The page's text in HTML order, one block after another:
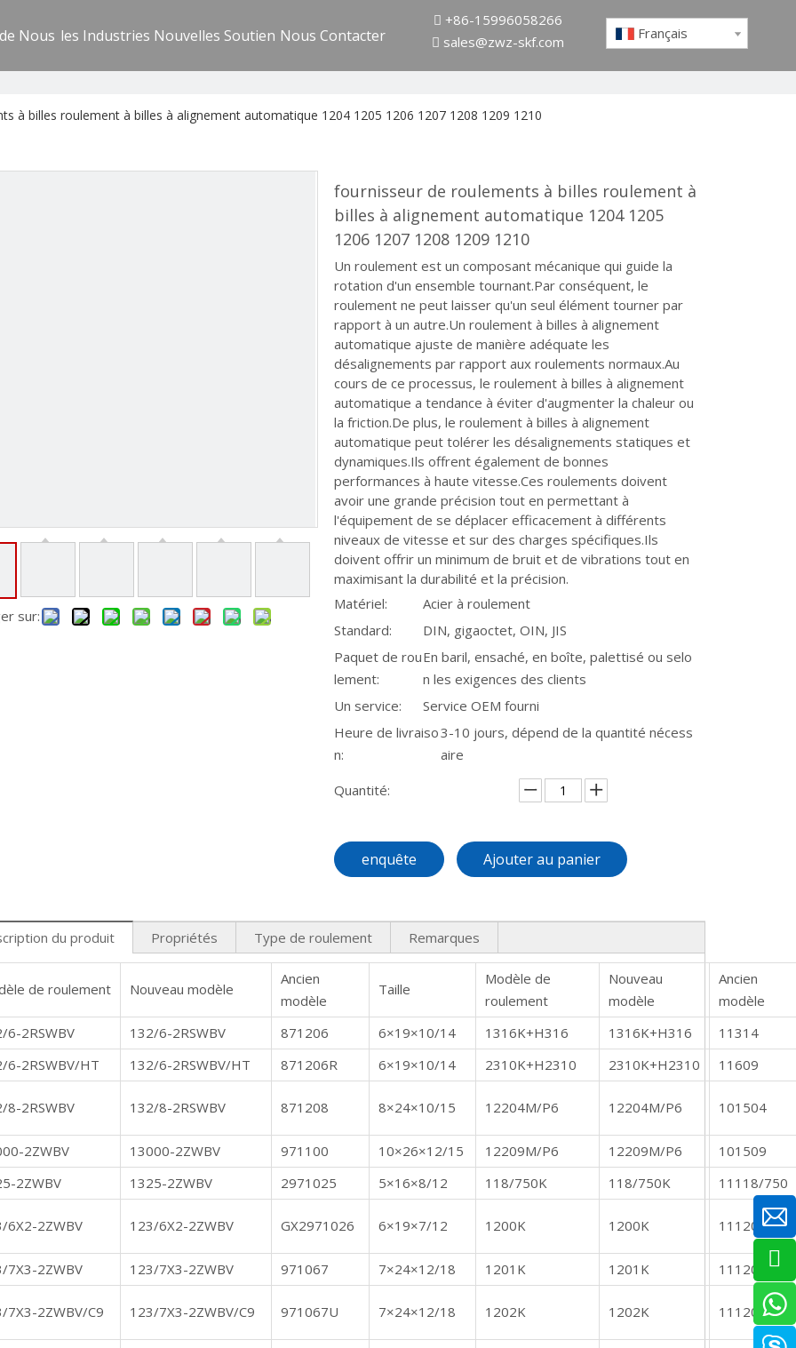
Nous les Industries Nouvelles Soutien Nous Contacter
 +86-15996058266
 sales@zwz-skf.com Français
à billes roulement à billes à alignement automatique 1204 1205 1206 1207 1208 1209 1210
sur:
fournisseur de roulements à billes roulement à
billes à alignement automatique 1204 1205
1206 1207 1208 1209 1210
Un roulement est un composant mécanique qui guide la
rotation d'un ensemble tournant.Par conséquent, le
roulement ne peut laisser qu'un seul élément tourner par
rapport à un autre.Un roulement à billes à alignement
automatique ajuste de manière adéquate les
désalignements par rapport aux roulements normaux.Au
cours de ce processus, le roulement à billes à alignement
automatique a tendance à éviter d'augmenter la chaleur ou
la friction.De plus, le roulement à billes à alignement
automatique peut tolérer les désalignements statiques et
dynamiques.Ils offrent également de bonnes
performances à haute vitesse.Ces roulements doivent
avoir une grande précision tout en permettant à
l'équipement de se déplacer efficacement à différents
niveaux de vitesse et sur des charges spécifiques.Ils
doivent offrir un minimum de bruit et de vibrations tout en
maximisant la durabilité et la précision.
Matériel:
Acier à roulement
Standard:
DIN, gigaoctet, OIN, JIS
Paquet de rou
lement:
En baril, ensaché, en boîte, palettisé ou selo
n les exigences des clients
Un service:
Service OEM fourni
Heure de livraiso
n:
3-10 jours, dépend de la quantité nécess
aire
Quantité:
enquête Ajouter au panier
du produit Propriétés Type de roulement Remarques
de roulement Nouveau modèle
Ancien
modèle
Taille
Modèle de
roulement
Nouveau
modèle
Ancien
modèle
6-2RSWBV
132/6-2RSWBV 871206 6×19×10/14 1316K+H316 1316K+H316
11314
6-2RSWBV/HT
132/6-2RSWBV/HT 871206R 6×19×10/14 2310K+H2310 2310K+H2310 11609
8-2RSWBV 132/8-2RSWBV 871208 8×24×10/15 12204M/P6 12204M/P6 101504
2ZWBV 13000-2ZWBV 971100 10×26×12/15 12209M/P6 12209M/P6
101509
2ZWBV
1325-2ZWBV 2971025 5×16×8/12 118/750K 118/750K 11118/750
6X2-2ZWBV 123/6X2-2ZWBV GX2971026 6×19×7/12 1200K 1200K 111200
7X3-2ZWBV 123/7X3-2ZWBV 971067 7×24×12/18 1201K 1201K 111201
7X3-2ZWBV/C9 123/7X3-2ZWBV/C9 971067U 7×24×12/18 1202K 1202K 111202